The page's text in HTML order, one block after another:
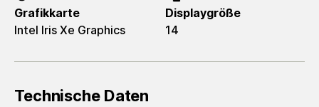
Grafikkarte
Intel Iris Xe Graphics
Displaygröße
14
Technische Daten